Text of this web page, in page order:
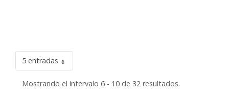
5 entradas
Mostrando el intervalo 6 - 10 de 32 resultados.